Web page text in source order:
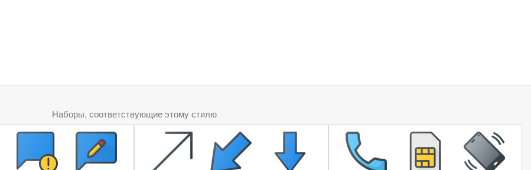
Наборы, соответствующие этому стилю